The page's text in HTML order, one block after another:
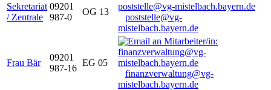
Sekretariat
/ Zentrale
09201
987-0
OG 13
poststelle@vg-
mistelbach.bayern.de
Frau Bär
09201
987-16
EG 05
finanzverwaltung@vg-
mistelbach.bayern.de